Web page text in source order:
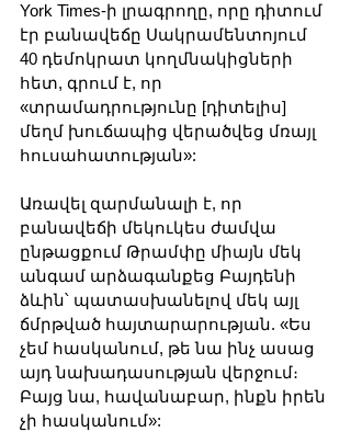
York Times-ի լրագրողը, որը դիտում
էր բանավեճը Սակրամենտոյում
40 դեմոկրատ կողմնակիցների
հետ, գրում է, որ
«տրամադրությունը [դիտելիս]
մեղմ խուճապից վերածվեց մռայլ
հուսահատության»:
Առավել զարմանալի է, որ
բանավեճի մեկուկես ժամվա
ընթացքում Թրամփը միայն մեկ
անգամ արձագանքեց Բայդենի
ձևին՝ պատասխանելով մեկ այլ
ճմրթված հայտարարության. «Ես
չեմ հասկանում, թե նա ինչ ասաց
այդ նախադասության վերջում։
Բայց նա, հավանաբար, ինքն իրեն
չի հասկանում»: